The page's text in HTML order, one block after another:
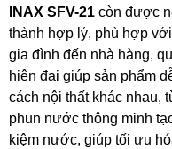
INAX SFV-21 còn được
thành hợp lý, phù hợp
gia đình đến nhà hàng,
hiện đại giúp sản phẩm
cách nội thất khác nhau,
phun nước thông minh
kiệm nước, giúp tối ưu